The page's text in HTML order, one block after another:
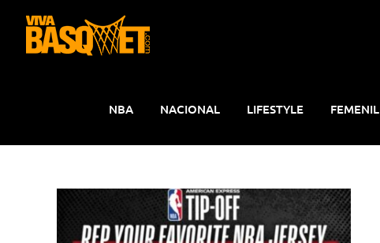
contenido
NBA NACIONAL LIFESTYLE FEMENIL